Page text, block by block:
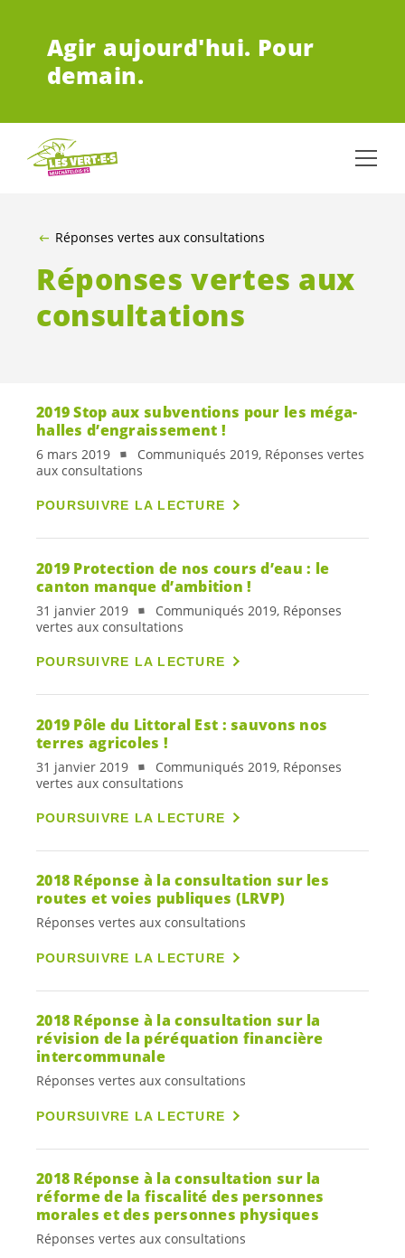
Agir aujourd'hui. Pour
demain.
Réponses vertes aux consultations
Réponses vertes aux
consultations
2019 Stop aux subventions pour les méga-
halles d’engraissement !
6 mars 2019
Communiqués 2019, Réponses vertes
aux consultations
POURSUIVRE LA LECTURE
2019 Protection de nos cours d’eau : le
canton manque d’ambition !
31 janvier 2019
Communiqués 2019, Réponses
vertes aux consultations
POURSUIVRE LA LECTURE
2019 Pôle du Littoral Est : sauvons nos
terres agricoles !
31 janvier 2019
Communiqués 2019, Réponses
vertes aux consultations
POURSUIVRE LA LECTURE
2018 Réponse à la consultation sur les
routes et voies publiques (LRVP)
Réponses vertes aux consultations
POURSUIVRE LA LECTURE
2018 Réponse à la consultation sur la
révision de la péréquation financière
intercommunale
Réponses vertes aux consultations
POURSUIVRE LA LECTURE
2018 Réponse à la consultation sur la
réforme de la fiscalité des personnes
morales et des personnes physiques
Réponses vertes aux consultations